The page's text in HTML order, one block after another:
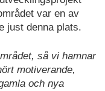
var en av
just denna plats.
så vi hamnar
motiverande,
och nya